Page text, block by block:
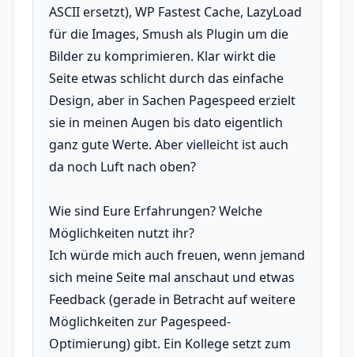
ASCII ersetzt), WP Fastest Cache, LazyLoad
für die Images, Smush als Plugin um die
Bilder zu komprimieren. Klar wirkt die
Seite etwas schlicht durch das einfache
Design, aber in Sachen Pagespeed erzielt
sie in meinen Augen bis dato eigentlich
ganz gute Werte. Aber vielleicht ist auch
da noch Luft nach oben?
Wie sind Eure Erfahrungen? Welche
Möglichkeiten nutzt ihr?
Ich würde mich auch freuen, wenn jemand
sich meine Seite mal anschaut und etwas
Feedback (gerade in Betracht auf weitere
Möglichkeiten zur Pagespeed-
Optimierung) gibt. Ein Kollege setzt zum